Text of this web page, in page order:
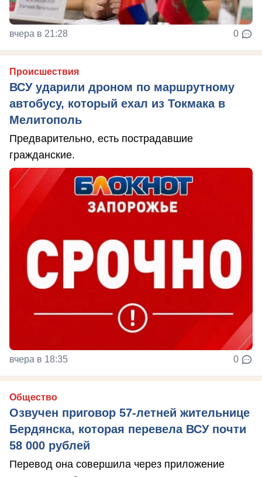
вчера в 21:28 0
Происшествия
ВСУ ударили дроном по маршрутному
автобусу, который ехал из Токмака в
Мелитополь
Предварительно, есть пострадавшие
гражданские.
вчера в 18:35 0
Общество
Озвучен приговор 57-летней жительнице
Бердянска, которая перевела ВСУ почти
58 000 рублей
Перевод она совершила через приложение